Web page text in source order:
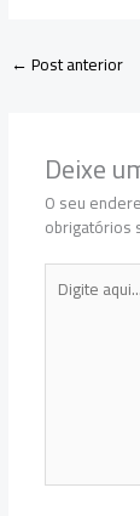
←Post anterior
Deixe
O seu
obrigatórios
Digite
aqui...